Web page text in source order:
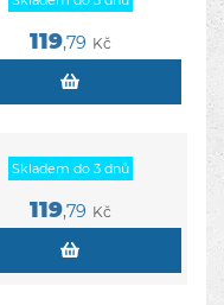
119,79 Kč
Skladem do 3 dnů
119,79 Kč